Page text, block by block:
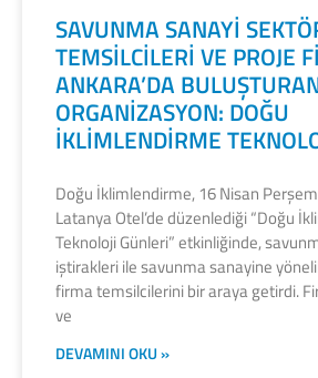
SAVUNMA SANAYİ
TEMSİLCİLERİ VE PROJE
ANKARA’DA
ORGANİZASYON: DOĞU
İKLİMLENDİRME
Doğu İklimlendirme, 16 Nisan
Latanya Otel’de düzenlediği “Doğu
Teknoloji Günleri” etkinliğinde,
iştirakleri ile savunma sanayine
firma temsilcilerini bir araya getirdi.
ve
DEVAMINI OKU »